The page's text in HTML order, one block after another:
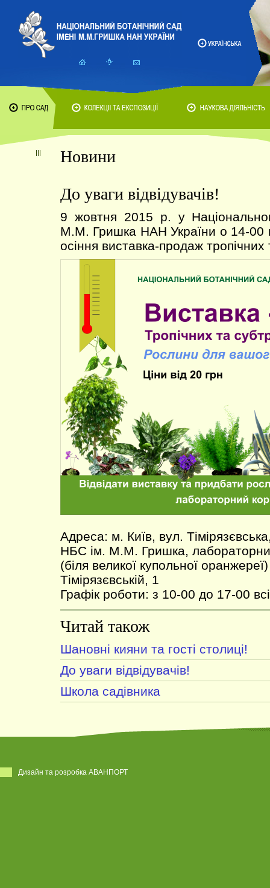
Новини
До уваги відвідувачів!
9 жовтня 2015 р. у
М.М. Гришка НАН України о 14-00
осіння виставка-продаж
Адреса: м. Київ, вул.
НБС ім. М.М. Гришка,
(біля великої купольної
Тімірязєвській, 1
Графік роботи: з 10-00 до 17-00
Читай також
Шановні кияни та гості столиці!
До уваги відвідувачів!
Школа садівника
Дизайн та розробка АВАНПОРТ